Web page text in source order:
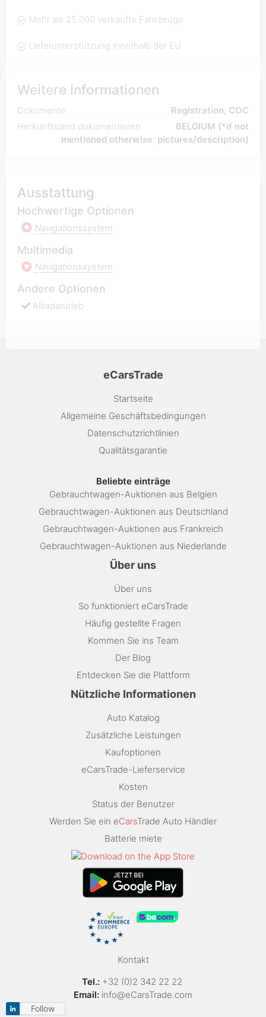
Mehr als 25.000 verkaufte Fahrzeuge
Lieferunterstützung innerhalb der EU
Weitere Informationen
Dokumente
Registration, COC
Herkunftsland dokumentieren
BELGIUM (*if not
mentioned otherwise: pictures/description)
Ausstattung
Hochwertige Optionen
Navigationssystem
Multimedia
Navigationssystem
Andere Optionen
Allradantrieb
eCarsTrade
Startseite
Allgemeine Geschäftsbedingungen
Datenschutzrichtlinien
Qualitätsgarantie
Beliebte einträge
Gebrauchtwagen-Auktionen aus Belgien
Gebrauchtwagen-Auktionen aus Deutschland
Gebrauchtwagen-Auktionen aus Frankreich
Gebrauchtwagen-Auktionen aus Niederlande
Über uns
Über uns
So funktioniert eCarsTrade
Häufig gestellte Fragen
Kommen Sie ins Team
Der Blog
Entdecken Sie die Plattform
Nützliche Informationen
Auto Katalog
Zusätzliche Leistungen
Kaufoptionen
eCarsTrade-Lieferservice
Kosten
Status der Benutzer
Werden Sie ein eCarsTrade Auto Händler
Batterie miete
Kontakt
Tel.: +32 (0)2 342 22 22
Email: info@eCarsTrade.com
Follow